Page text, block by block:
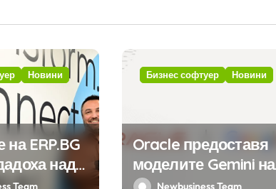
Новини
на ERP.BG
над
за
Team
Бизнес софтуер Новини
Oracle предоставя
моделите Gemini на
Google на хиляди
Newbusiness Team